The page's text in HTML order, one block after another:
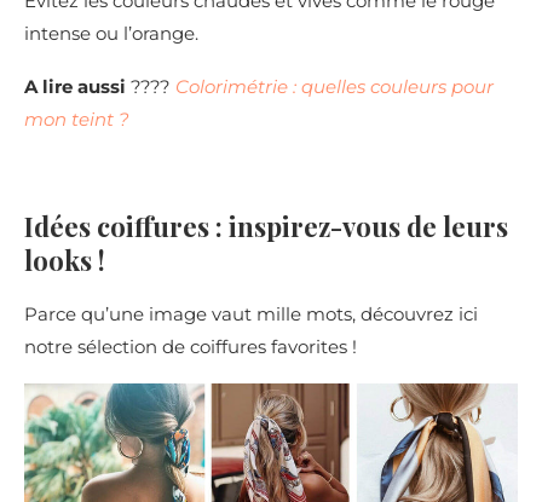
intense ou l’orange.
A lire aussi ???? Colorimétrie : quelles couleurs pour
mon teint ?
Idées coiffures : inspirez-vous de leurs
looks !
Parce qu’une image vaut mille mots, découvrez ici
notre sélection de coiffures favorites !